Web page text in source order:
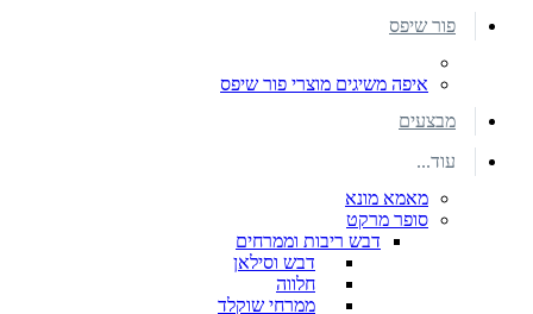
פור שיפס
איפה משיגים מוצרי פור שיפס
מבצעים
עוד...
מאמא מונא
סופר מרקט
דבש ריבות וממרחים
דבש וסילאן
חלווה
ממרחי שוקלד